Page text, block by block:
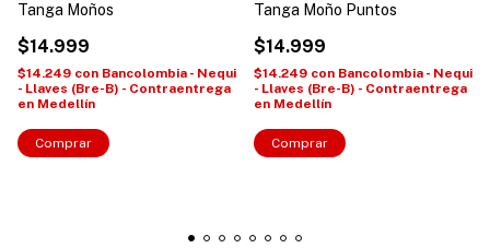
Tanga Moños
$14.999
$14.249 con Bancolombia - Nequi
- Llaves (Bre-B) - Contraentrega
en Medellín
Comprar
Tanga Moño Puntos
$14.999
$14.249 con Bancolombia - Nequi
- Llaves (Bre-B) - Contraentrega
en Medellín
Comprar